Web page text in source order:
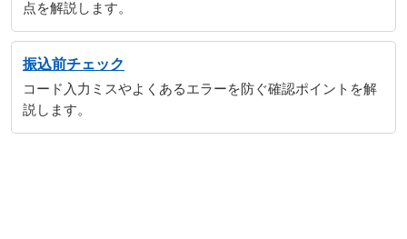
点を解説します。
振込前チェック
コード入力ミスやよくあるエラーを防ぐ確認ポイントを解
説します。